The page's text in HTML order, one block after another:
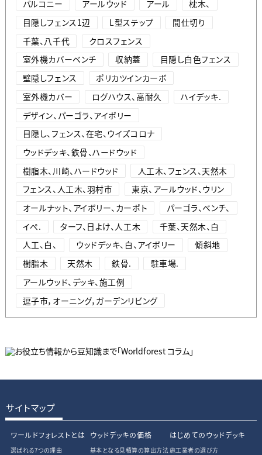
バルコニー アールウッド アール
枕木、
目隠しフェンス1辺
L型ステップ
間仕切り
千葉、八千代
クロスフェンス
室外機カバーベンチ
収納蓋
目隠し白色フェンス
壁隠しフェンス
ポリカツインカーボ
室外機カバー
ログハウス、高耐久
ハイデッキ.
デザイン、パーゴラ、アイボリー
目隠し、フェンス、在宅、ウイズコロナ
ウッドデッキ、鉄骨、ハードウッド
樹脂木、川崎、ハードウッド
人工木、フェンス、天然木
フェンス、人工木、羽村市
東京、アールウッド、ウリン
オールナット、アイボリー、カーポト
パーゴラ、ベンチ、
イぺ.
ターフ、日よけ、人工木
千葉、天然木、白
人工、白、
ウッドデッキ、白、アイボリー
傾斜地
樹脂木
天然木 鉄骨.
駐車場.
アールウッド、デッキ、施工例
逗子市，オーニング，ガーデンリビング
サイトマップ
ワールドフォレストとは
選ばれる7つの理由
ウッドデッキの価格
基本となる見積算の算出方法
はじめてのウッドデッキ
施工業者の選び方